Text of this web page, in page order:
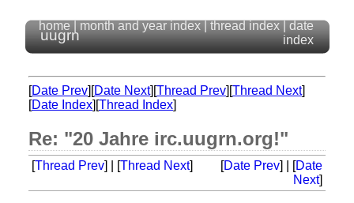
uugrn
home month and year index thread index
date
index
[Date Prev][Date Next][Thread Prev][Thread Next]
[Date Index][Thread Index]
Re: "20 Jahre irc.uugrn.org!"
[Thread Prev] | [Thread Next] [Date Prev] | [Date
Next]